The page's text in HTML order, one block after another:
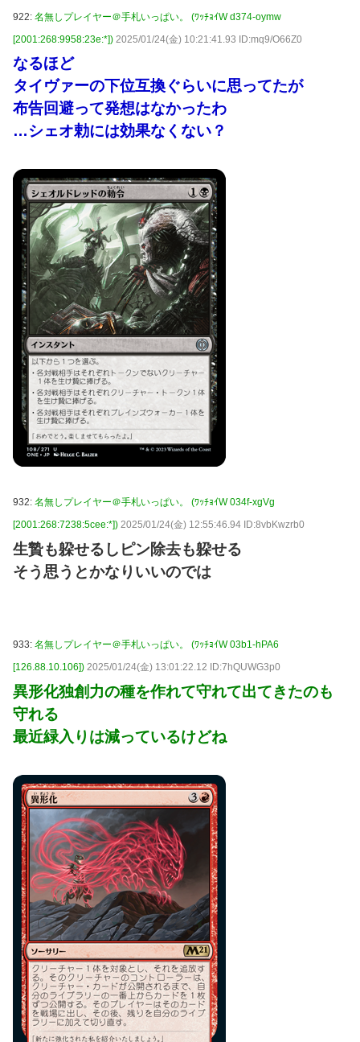
922: 名無しプレイヤー＠手札いっぱい。 (ﾜｯﾁｮｲW d374-oymw
[2001:268:9958:23e:*]) 2025/01/24(金) 10:21:41.93 ID:mq9/O66Z0
なるほど
タイヴァーの下位互換ぐらいに思ってたが
布告回避って発想はなかったわ
…シェオ勅には効果なくない？
932: 名無しプレイヤー＠手札いっぱい。 (ﾜｯﾁｮｲW 034f-xgVg
[2001:268:7238:5cee:*]) 2025/01/24(金) 12:55:46.94 ID:8vbKwzrb0
生贄も躱せるしピン除去も躱せる
そう思うとかなりいいのでは
933: 名無しプレイヤー＠手札いっぱい。 (ﾜｯﾁｮｲW 03b1-hPA6
[126.88.10.106]) 2025/01/24(金) 13:01:22.12 ID:7hQUWG3p0
異形化独創力の種を作れて守れて出てきたのも
守れる
最近緑入りは減っているけどね